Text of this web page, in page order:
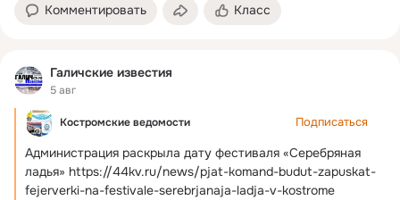
Комментировать Класс
Галичские известия
5 авг
Костромские ведомости Подписаться
Администрация раскрыла дату фестиваля «Серебряная
ладья» https://44kv.ru/news/pjat-komand-budut-zapuskat-
fejerverki-na-festivale-serebrjanaja-ladja-v-kostrome